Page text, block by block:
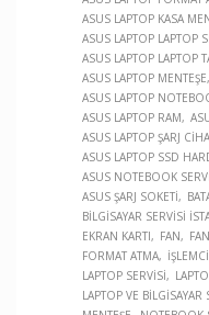
ASUS LAPTOP KASA
ASUS LAPTOP LAPTOP
ASUS LAPTOP LAPTOP
ASUS LAPTOP MENTEŞE
ASUS LAPTOP
ASUS LAPTOP RAM
ASUS LAPTOP ŞARJ
ASUS LAPTOP SSD
ASUS NOTEBOOK
ASUS ŞARJ SOKETI
BILGISAYAR SERVISI
EKRAN KARTI
FAN
FORMAT ATMA
İŞLEMCI
LAPTOP SERVISI
LAPTOP VE BILGISAYAR